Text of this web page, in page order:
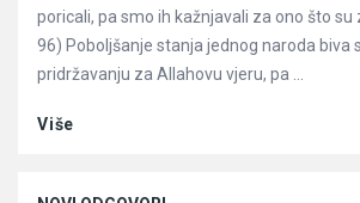
poricali, pa smo ih kažnjavali za ono što su
96) Poboljšanje stanja jednog naroda biva
pridržavanju za Allahovu vjeru, pa ...
Više